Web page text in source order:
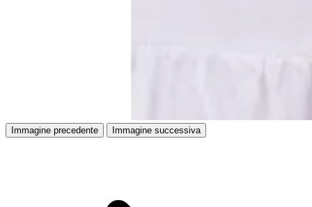
Immagine precedente Immagine successiva